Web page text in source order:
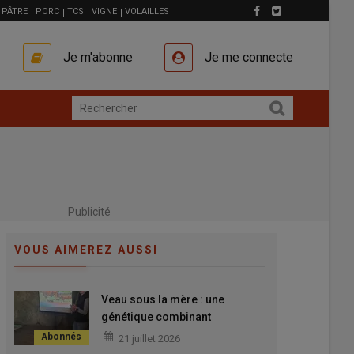
PÂTRE PORC TCS VIGNE VOLAILLES
Je m'abonne Je me connecte
Publicité
VOUS AIMEREZ AUSSI
Veau sous la mère : une
génétique combinant
conformation bouchère
21 juillet 2026